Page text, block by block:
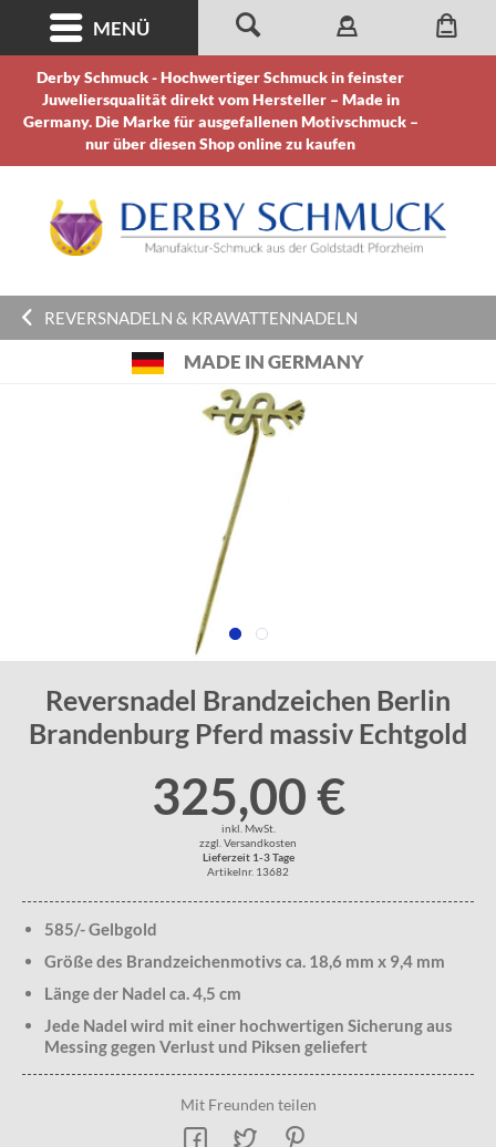
Derby Schmuck - Hochwertiger Schmuck in feinster
Juweliersqualität direkt vom Hersteller – Made in
Germany. Die Marke für ausgefallenen Motivschmuck –
nur über diesen Shop online zu kaufen
MENÜ
REVERSNADELN & KRAWATTENNADELN
MADE IN GERMANY
Reversnadel Brandzeichen Berlin
Brandenburg Pferd massiv Echtgold
325,00 €
inkl. MwSt.
zzgl. Versandkosten
Lieferzeit 1-3 Tage
Artikelnr. 13682
585/- Gelbgold
Größe des Brandzeichenmotivs ca. 18,6 mm x 9,4 mm
Länge der Nadel ca. 4,5 cm
Jede Nadel wird mit einer hochwertigen Sicherung aus
Messing gegen Verlust und Piksen geliefert
Mit Freunden teilen